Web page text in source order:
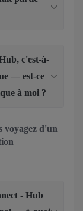
c'est-à-
— est-ce
à moi ?
voyagez d'un
- Hub